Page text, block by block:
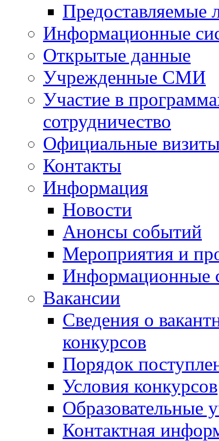
Предоставляемые
Информационные
Открытые данные
Учрежденные СМИ
Участие в
сотрудничество
Официальные
Контакты
Информация
Новости
Анонсы событий
Мероприятия и
Информационные
Вакансии
Сведения о
конкурсов
Порядок
Условия конкурсов
Образовательные
Контактная